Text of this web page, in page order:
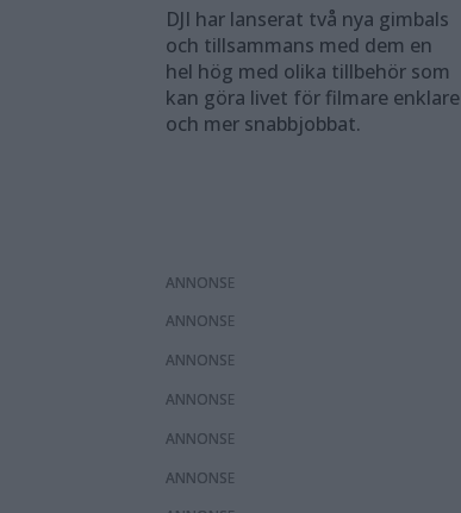
DJI har lanserat två nya gimbals
och tillsammans med dem en
hel hög med olika tillbehör som
kan göra livet för filmare enklare
och mer snabbjobbat.
ANNONS
ANNONS
ANNONS
ANNONS
ANNONS
ANNONS